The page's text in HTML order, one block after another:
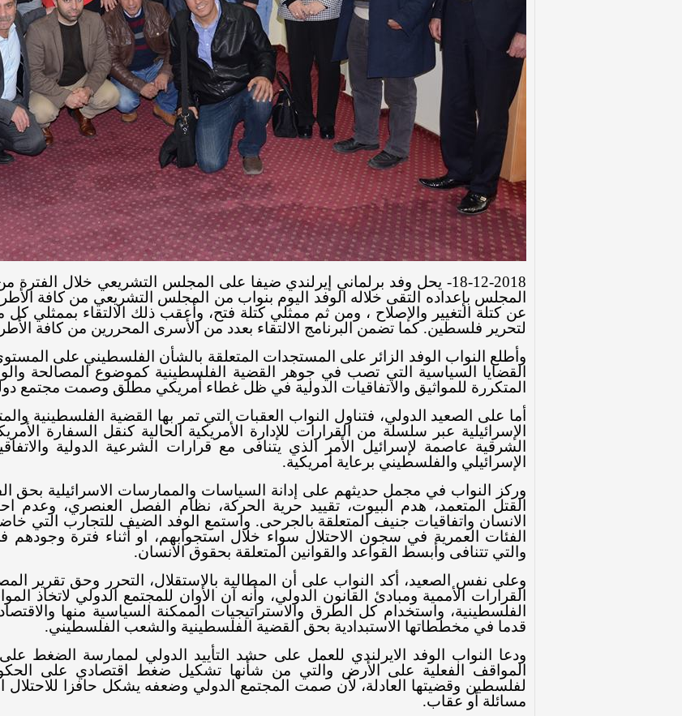
المجلس بإعداده التقى خلاله الوفد اليوم بنواب من المجلس التشريعي من كافة
عن كتلة التغيير والإصلاح ، ومن ثم ممثلي كتلة فتح، وأعقب ذلك الالتقاء بممثلي كل
لتحرير فلسطين. كما تضمن البرنامج الالتقاء بعدد من الأسرى المحررين من كافة
وأطلع النواب الوفد الزائر على المستجدات المتعلقة بالشأن الفلسطيني على
القضايا السياسية التي تصب في جوهر القضية الفلسطينية كموضوع المصالحة
المتكررة للمواثيق والاتفاقيات الدولية في ظل غطاء أمريكي مطلق وصمت مجتمع
أما على الصعيد الدولي، فتناول النواب العقبات التي تمر بها القضية الفلسطينية
الإسرائيلية عبر سلسلة من القرارات للإدارة الأمريكية الحالية كنقل السفارة
الشرقية عاصمة لإسرائيل الأمر الذي يتنافى مع قرارات الشرعية الدولية
الإسرائيلي والفلسطيني برعاية أمريكية.
وركز النواب في مجمل حديثهم على إدانة السياسات والممارسات الاسرائيلية بحق
القتل المتعمد، هدم البيوت، تقييد حرية الحركة، نظام الفصل العنصري، وعدم
الانسان واتفاقيات جنيف المتعلقة بالجرحى. واستمع الوفد الضيف للتجارب التي
الفئات العمرية في سجون الاحتلال سواء خلال استجوابهم، او أثناء فترة
والتي تتنافى وأبسط القواعد والقوانين المتعلقة بحقوق الانسان.
وعلى نفس الصعيد، أكد النواب على أن المطالبة بالاستقلال، التحرر وحق تقرير
القرارات الأممية ومبادئ القانون الدولي، وأنه آن الأوان للمجتمع الدولي لاتخاذ
الفلسطينية، واستخدام كل الطرق والاستراتيجيات الممكنة السياسية منها
قدما في مخططاتها الاستبدادية بحق القضية الفلسطينية والشعب الفلسطيني.
ودعا النواب الوفد الايرلندي للعمل على حشد التأييد الدولي لممارسة الضغط على
المواقف الفعلية على الأرض والتي من شأنها تشكيل ضغط اقتصادي على
لفلسطين وقضيتها العادلة، لأن صمت المجتمع الدولي وضعفه يشكل حافزا للاحتلال
مسائلة أو عقاب.